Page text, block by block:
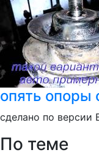
опять опоры
сделано по версии
По теме